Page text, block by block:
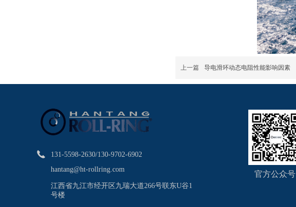
上一篇 导电滑环动态电阻性能影响因素
131-5598-2630/130-9702-6902
hantang@ht-rollring.com
江西省九江市经开区九瑞大道266号联东U谷1
号楼
官方公众号